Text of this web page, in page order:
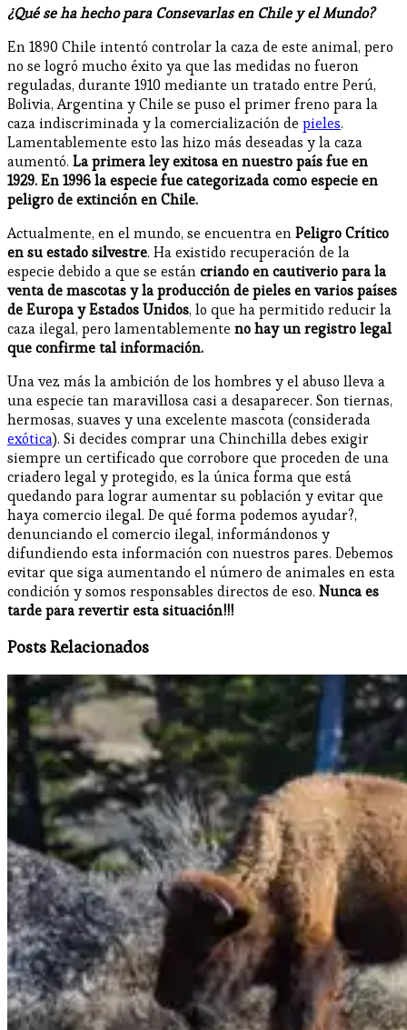
¿Qué se ha hecho para Consevarlas en Chile y el Mundo?
En 1890 Chile intentó controlar la caza de este animal, pero
no se logró mucho éxito ya que las medidas no fueron
reguladas, durante 1910 mediante un tratado entre Perú,
Bolivia, Argentina y Chile se puso el primer freno para la
caza indiscriminada y la comercialización de pieles.
Lamentablemente esto las hizo más deseadas y la caza
aumentó. La primera ley exitosa en nuestro país fue en
1929.En 1996 la especie fue categorizada como especie en
peligro de extinción en Chile.
Actualmente, en el mundo, se encuentra enPeligro Crítico
en su estado silvestre. Ha existido recuperación de la
especie debido a que se estáncriando en cautiverio para la
venta de mascotas y la producción de pieles en varios países
de Europa y Estados Unidos, lo que ha permitido reducir la
caza ilegal, pero lamentablemente no hay un registro legal
que confirme tal información.
Una vez más la ambición de los hombres y el abuso lleva a
una especie tan maravillosa casi a desaparecer. Son tiernas,
hermosas, suaves y una excelente mascota (considerada
exótica). Si decides comprar una Chinchilla debes exigir
siempre un certificado que corrobore que proceden de una
criadero legal y protegido, es la única forma que está
quedando para lograr aumentar su población y evitar que
haya comercio ilegal. De qué forma podemos ayudar?,
denunciando el comercio ilegal, informándonos y
difundiendo esta información con nuestros pares. Debemos
evitar que siga aumentando el número de animales en esta
condición y somos responsables directos de eso. Nunca es
tarde para revertir esta situación!!!
Posts Relacionados